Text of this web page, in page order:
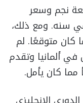
نجم وسعر
سنه. ومع ذلك،
كان متوقعًا. لم
ألمانيا وتقدم
مما كان يأمل.